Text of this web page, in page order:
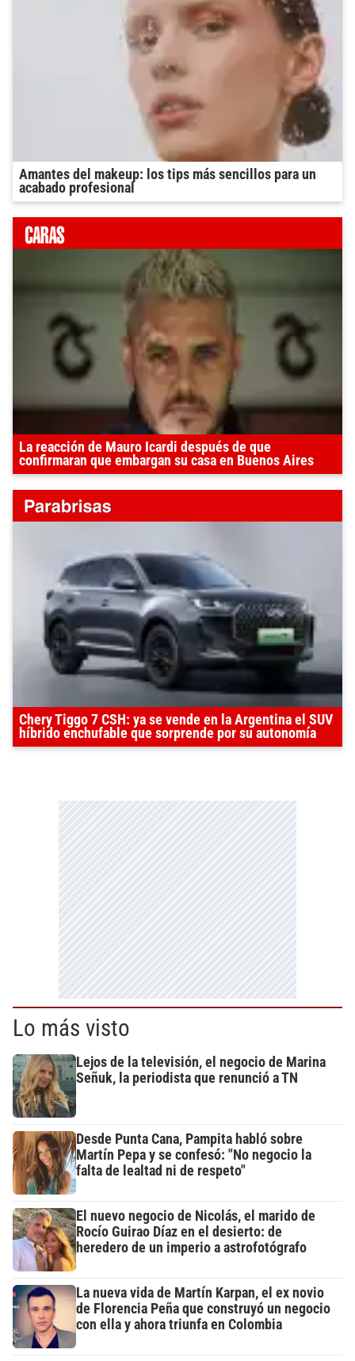
Amantes del makeup: los tips más sencillos para un
acabado profesional
La reacción de Mauro Icardi después de que
confirmaran que embargan su casa en Buenos Aires
Chery Tiggo 7 CSH: ya se vende en la Argentina el SUV
híbrido enchufable que sorprende por su autonomía
Lo más visto
Lejos de la televisión, el negocio de Marina
Señuk, la periodista que renunció a TN
Desde Punta Cana, Pampita habló sobre
Martín Pepa y se confesó: "No negocio la
falta de lealtad ni de respeto"
El nuevo negocio de Nicolás, el marido de
Rocío Guirao Díaz en el desierto: de
heredero de un imperio a astrofotógrafo
La nueva vida de Martín Karpan, el ex novio
de Florencia Peña que construyó un negocio
con ella y ahora triunfa en Colombia